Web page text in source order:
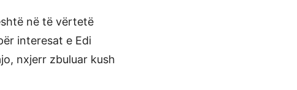
në të vërtetë
interesat e Edi
nxjerr zbuluar kush